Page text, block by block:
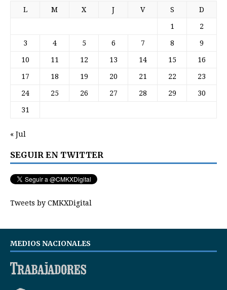
L M X J V S D
1 2
3 4 5 6 7 8 9
10 11 12 13 14 15 16
17 18 19 20 21 22 23
24 25 26 27 28 29 30
31
« Jul
SEGUIR EN TWITTER
Tweets by CMKXDigital
MEDIOS NACIONALES